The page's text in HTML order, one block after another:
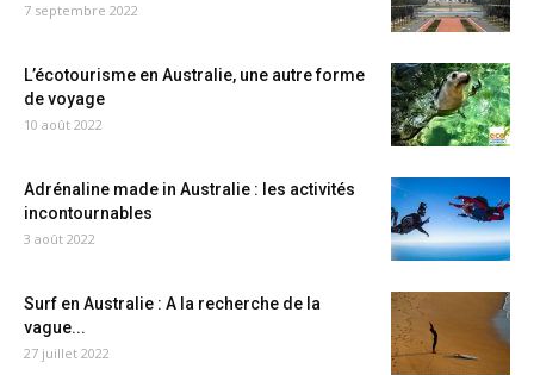
7 septembre 2022
L’écotourisme en Australie, une autre forme
de voyage
10 août 2022
Adrénaline made in Australie : les activités
incontournables
3 août 2022
Surf en Australie : A la recherche de la
vague...
27 juillet 2022